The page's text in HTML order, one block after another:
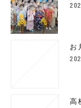
お
高